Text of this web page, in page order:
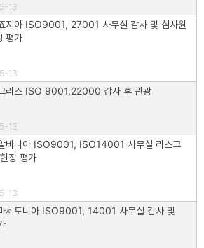
13
지아 ISO9001, 27001 사무실 감사 및 심사원
평가
13
리스 ISO 9001,22000 감사 후 관광
13
바니아 ISO9001, ISO14001 사무실 리스크
장 평가
13
세도니아 ISO9001, 14001 사무실 감사 및